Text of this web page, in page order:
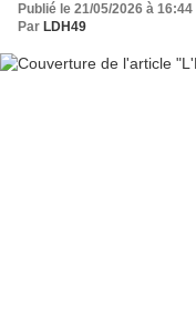
Publié le 21/05/2026 à 16:44
Par LDH49